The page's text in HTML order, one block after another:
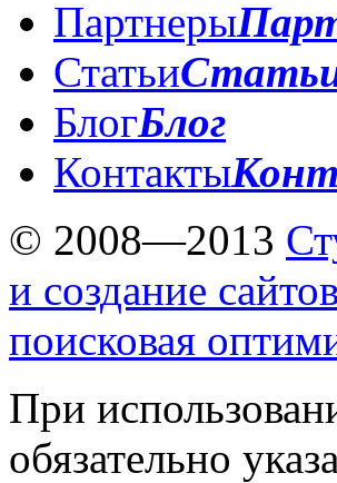
Партнеры
Статьи
БлогБлог
Контакты
© 2008—2013
и создание сайтов
поисковая
При
обязательно